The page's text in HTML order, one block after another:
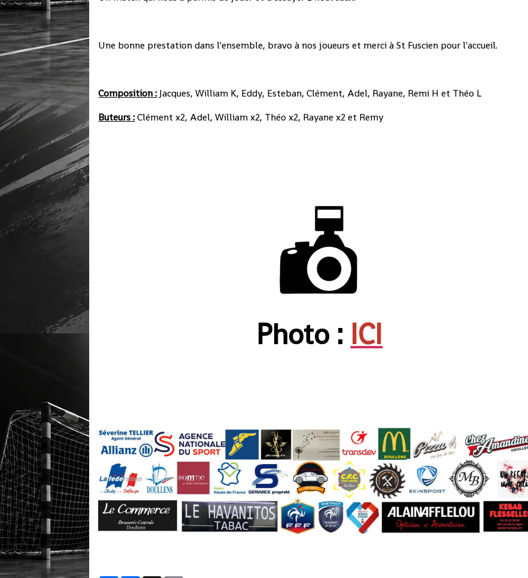
Une bonne prestation dans l'ensemble, bravo à nos joueurs et merci à St Fuscien pour l'accueil.
Composition : Jacques, William K, Eddy, Esteban, Clément, Adel, Rayane, Remi H et Théo L
Buteurs :Clément x2, Adel, William x2, Théo x2, Rayane x2 et Remy
Photo : ICI